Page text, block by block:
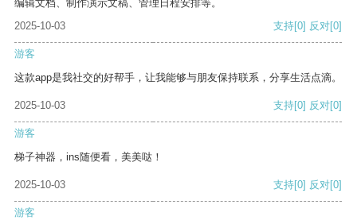
编辑文档、制作演示文稿、管理日程安排等。
2025-10-03
支持[0] 反对[0]
游客
这款app是我社交的好帮手，让我能够与朋友保持联系，分享生活点滴。
2025-10-03 支持[0] 反对[0]
游客
梯子神器，ins随便看，美美哒！
2025-10-03 支持[0] 反对[0]
游客